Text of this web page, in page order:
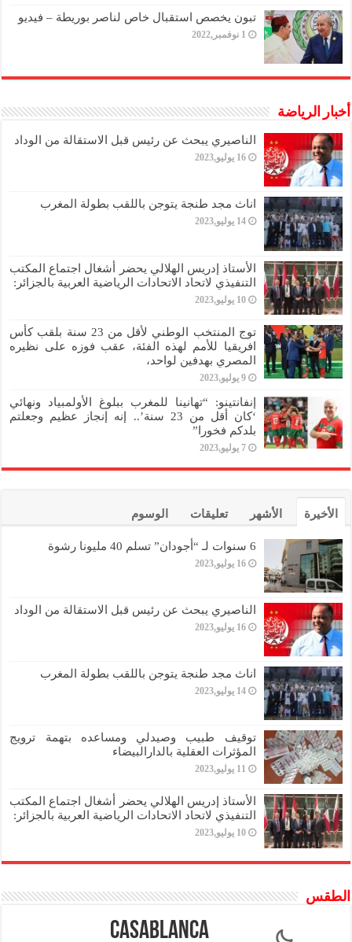
تبون يخصص استقبال خاص لناصر بوريطة – فيديو
1 نوفمبر,2022
أخبار الرياضة
الناصيري يبحث عن رئيس قبل الاستقالة من الوداد
16 يوليو,2023
اناث مجد طنجة يتوجن باللقب بطولة المغرب
14 يوليو,2023
الأستاذ إدريس الهلالي يحضر أشغال اجتماع المكتب
التنفيذي لاتحاد الاتحادات الرياضية العربية بالجزائر:
10 يوليو,2023
توج المنتخب الوطني لأقل من 23 سنة بلقب كأس
افريقيا للأمم لهذه الفئة، عقب فوزه على نظيره
المصري بهدفين لواحد،
9 يوليو,2023
إنفانتينو: “تهانينا للمغرب ببلوغ الأولمبياد ونهائي
‘كان أقل من 23 سنة’.. إنه إنجاز عظيم وجعلتم
بلدكم فخورا”
7 يوليو,2023
الأخيرة الأشهر تعليقات الوسوم
6 سنوات لـ “أجودان” تسلم 40 مليونا رشوة
16 يوليو,2023
الناصيري يبحث عن رئيس قبل الاستقالة من الوداد
16 يوليو,2023
اناث مجد طنجة يتوجن باللقب بطولة المغرب
14 يوليو,2023
توقيف طبيب وصيدلي ومساعده بتهمة ترويج
المؤثرات العقلية بالدارالبيضاء
11 يوليو,2023
الأستاذ إدريس الهلالي يحضر أشغال اجتماع المكتب
التنفيذي لاتحاد الاتحادات الرياضية العربية بالجزائر:
10 يوليو,2023
الطقس
Casablanca